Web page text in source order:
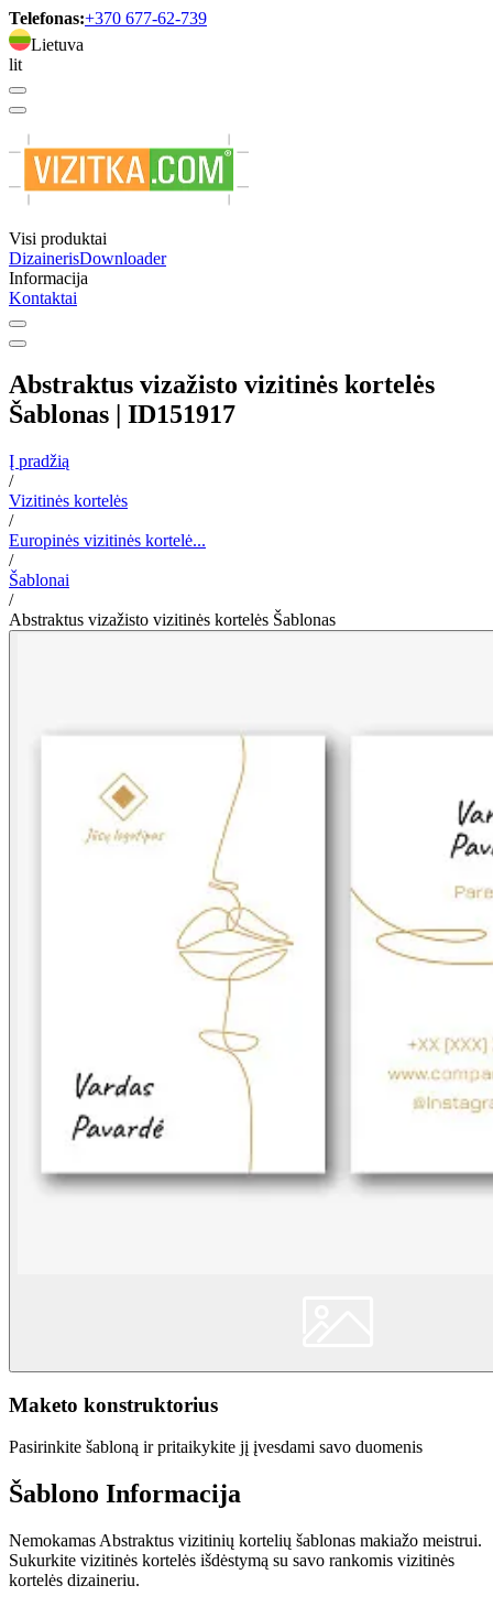
Telefonas:+370 677-62-739
Lietuva
lit
Visi produktai
DizainerisDownloader
Informacija
Kontaktai
Abstraktus vizažisto vizitinės kortelės
Šablonas | ID151917
Į pradžią
/
Vizitinės kortelės
/
Europinės vizitinės kortelė...
/
Šablonai
/
Abstraktus vizažisto vizitinės kortelės Šablonas
Maketo konstruktorius
Pasirinkite šabloną ir pritaikykite jį įvesdami savo duomenis
Šablono Informacija
Nemokamas Abstraktus vizitinių kortelių šablonas makiažo meistrui.
Sukurkite vizitinės kortelės išdėstymą su savo rankomis vizitinės
kortelės dizaineriu.